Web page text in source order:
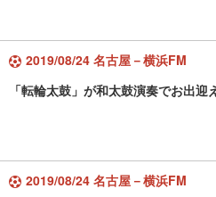
2019/08/24 名古屋－横浜FM
「転輪太鼓」が和太鼓演奏でお出迎
2019/08/24 名古屋－横浜FM